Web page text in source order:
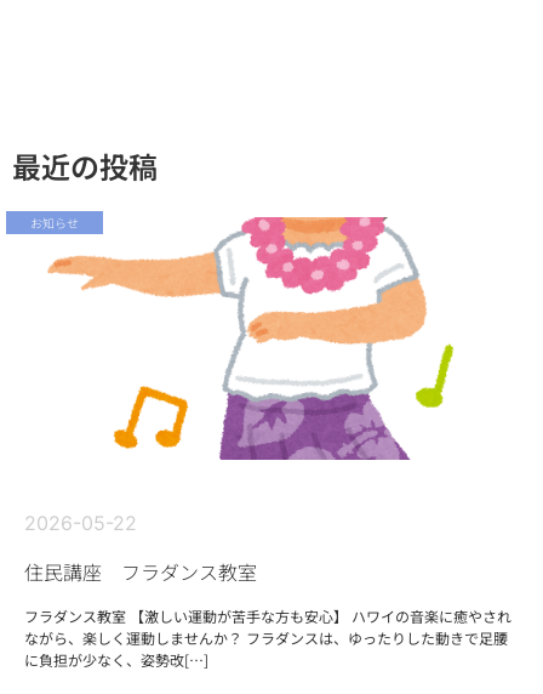
最近の投稿
お知らせ
2026-05-22
住民講座 フラダンス教室
フラダンス教室 【激しい運動が苦手な方も安心】 ハワイの音楽に癒やされ
ながら、楽しく運動しませんか？ フラダンスは、ゆったりした動きで足腰
に負担が少なく、姿勢改[…]